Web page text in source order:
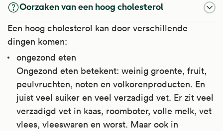
Oorzaken van een hoog cholesterol
Een hoog cholesterol kan door verschillende
dingen komen:
ongezond eten
Ongezond eten betekent: weinig groente, fruit,
peulvruchten, noten en volkorenproducten. En
juist veel suiker en veel verzadigd vet. Er zit veel
verzadigd vet in kaas, roomboter, volle melk, vet
vlees, vleeswaren en worst. Maar ook in